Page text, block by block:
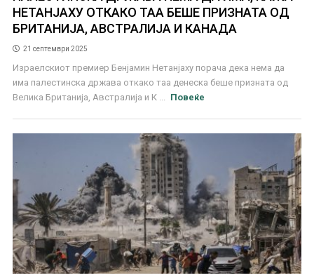
НЕТАНЈАХУ ОТКАКО ТАА БЕШЕ ПРИЗНАТА ОД
БРИТАНИЈА, АВСТРАЛИЈА И КАНАДА
21 септември 2025
Израелскиот премиер Бенјамин Нетанјаху порача дека нема да
има палестинска држава откако таа денеска беше призната од
Велика Британија, Австралија и К ...
Повеќе